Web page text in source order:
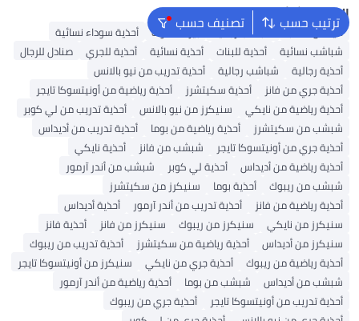
ترتيب حسب تصنيف حسب البحث الشائع
أديداس سامبا شباشب رجالية بيركنستوك
أحذية سوداء نسائية
شباشب نسائية
أحذية للبنات أحذية نسائية أحذية للجري
صنادل للرجال
أحذية رجالية
شباشب رجالية
أحذية تدريب من نيو بالانس
أحذية جري من فانز
أحذية سكيتشرز
أحذية رياضية من أونيتسوكا تايجر
أحذية رياضية من نايكي
سنيكرز من نيو بالانس
أحذية تدريب من لي كوبر
شبشب من سكيتشرز
أحذية رياضية من بوما
أحذية تدريب من أديداس
أحذية جري من أونيتسوكا تايجر
شبشب من فانز
أحذية نايكي
أحذية رياضية من أديداس
أحذية لي كوبر
شبشب من أندر آرمور
شبشب من ريبوك
أحذية بوما
سنيكرز من سكيتشرز
أحذية رياضية من فانز
أحذية تدريب من أندر آرمور
أحذية أديداس
سنيكرز من نايكي
سنيكرز من ريبوك سنيكرز من فانز
أحذية فانز
سنيكرز من أديداس
أحذية رياضية من سكيتشرز
أحذية تدريب من ريبوك
أحذية رياضية من ريبوك
أحذية جري من نايكي
سنيكرز من أونيتسوكا تايجر
شبشب من أديداس
شبشب من بوما
أحذية رياضية من أندر آرمور
أحذية تدريب من أونيتسوكا تايجر
أحذية جري من ريبوك